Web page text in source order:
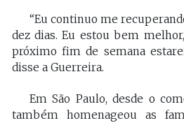
“Eu continuo me
dez dias. Eu estou bem
próximo fim de semana
disse a Guerreira.
Em São Paulo, desde o
também homenageou as